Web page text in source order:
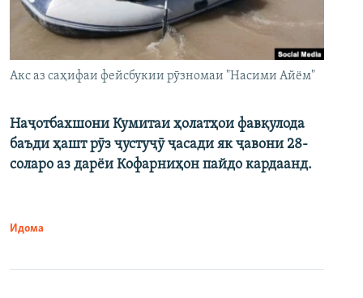
Акс аз саҳифаи фейсбукии рӯзномаи "Насими Айём"
Наҷотбахшони Кумитаи ҳолатҳои фавқулода
баъди ҳашт рӯз ҷустуҷӯ ҷасади як ҷавони 28-
соларо аз дарёи Кофарниҳон пайдо кардаанд.
Идома